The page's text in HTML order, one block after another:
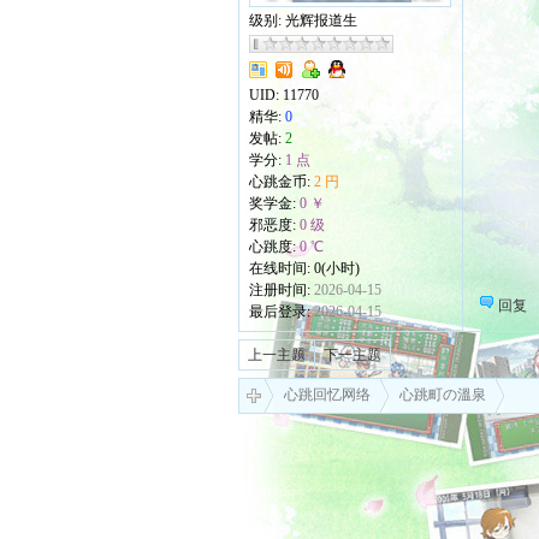
级别: 光辉报道生
UID: 11770
精华:0
发帖: 2
学分: 1 点
心跳金币: 2 円
奖学金: 0 ￥
邪恶度: 0 级
心跳度:0 ℃
在线时间: 0(小时)
注册时间: 2026-04-15
最后登录:2026-04-15 回复
上一主题 下一主题
心跳回忆网络 心跳町の溫泉